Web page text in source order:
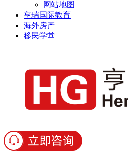
网站地图
亨瑞国际教育
海外房产
移民学堂